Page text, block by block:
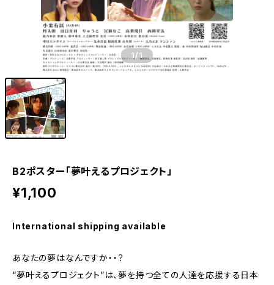
1/1
B2ポスター「夢叶えるプロジェクト」
¥1,100
International shipping available
あなたの夢はなんですか・・？
“夢叶えるプロジェクト”は、夢を持つ全ての人達を応援する日本